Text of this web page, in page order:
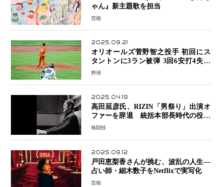
ゃん』新主題歌を担当
芸能
2025.09.21
オリオールズ菅野智之投手 初回にス
タントンに3ラン被弾 3回6安打4失点
で降板
野球
2025.04.19
高田延彦氏、RIZIN「男祭り」出演オ
ファーを辞退 統括本部長時代の役目
「すでに終えています」と明言
格闘技
2025.09.12
戸田恵梨香さんが挑む、波乱の人生―
占い師・細木数子をNetflixで実写化
芸能